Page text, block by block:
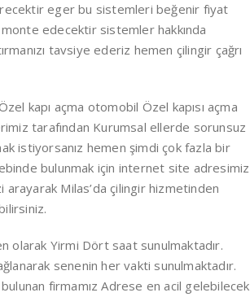
eger bu sistemleri beğenir fiyat
monte edecektir sistemler hakkında
tavsiye ederiz hemen çilingir çağrı
kapı açma otomobil Özel kapısı açma
tarafından Kurumsal ellerde sorunsuz
istiyorsanız hemen şimdi çok fazla bir
bulunmak için internet site adresimiz
Milas’da çilingir hizmetinden
olarak Yirmi Dört saat sunulmaktadır.
senenin her vakti sunulmaktadır.
firmamız Adrese en acil gelebilecek